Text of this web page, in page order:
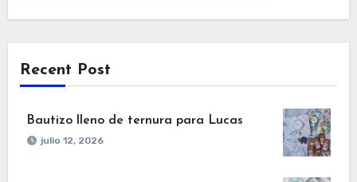
Recent Post
Bautizo lleno de ternura para Lucas
julio 12, 2026